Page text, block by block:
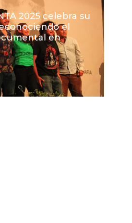
2025 celebra su
el
en